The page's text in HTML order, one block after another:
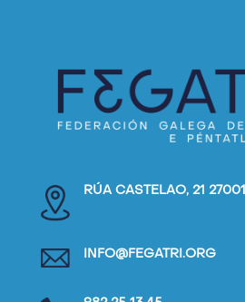
RÚA CASTELAO, 21
INFO@FEGATRI.ORG